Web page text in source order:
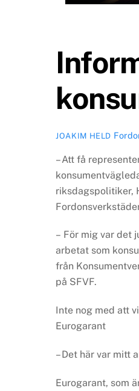
JOAKIM HELD
– Att få
riksdagspolitiker,
– För mig var det
arbetat som
från
på SFVF.
Inte nog med att
Eurogarant
– Det här var mitt
Eurogarant, som